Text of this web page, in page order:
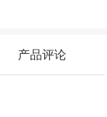
产品评论